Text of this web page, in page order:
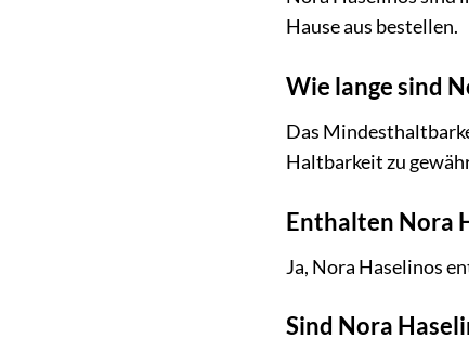
Hause aus bestellen.
Wie lange sind
Das
Haltbarkeit zu
Enthalten Nora
Ja, Nora Haselinos
Sind Nora